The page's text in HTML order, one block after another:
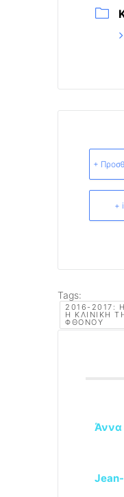
+
+
Tags:
2016-2017:
Η ΚΛΙΝΙΚΉ
ΦΘΌΝΟΥ
Άννα